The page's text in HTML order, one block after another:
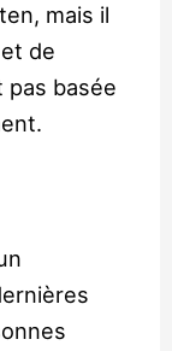
mais il
de
pas basée